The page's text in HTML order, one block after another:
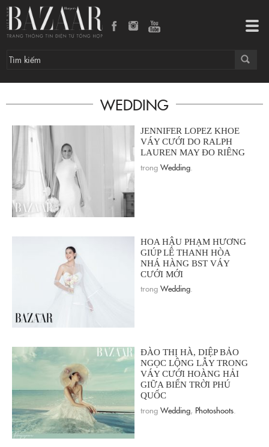
WEDDING
JENNIFER LOPEZ KHOE
VÁY CƯỚI DO RALPH
LAUREN MAY ĐO RIÊNG
trong Wedding
HOA HẬU PHẠM HƯƠNG
GIÚP LÊ THANH HÒA
NHÁ HÀNG BST VÁY
CƯỚI MỚI
trong Wedding
ĐÀO THỊ HÀ, DIỆP BẢO
NGỌC LỘNG LẪY TRONG
VÁY CƯỚI HOÀNG HẢI
GIỮA BIỂN TRỜI PHÚ
QUỐC
trong Wedding, Photoshoots